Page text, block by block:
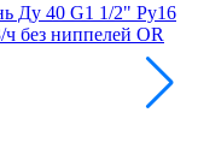
Ду 40 G1 1/2" Ру16
без ниппелей OR